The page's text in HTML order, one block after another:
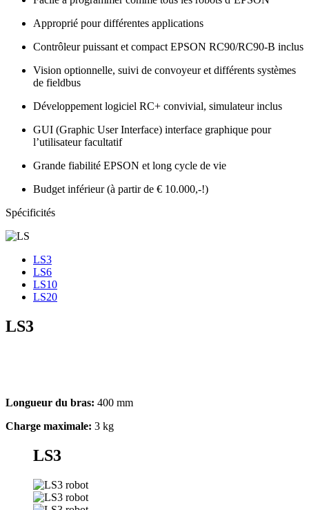
Approprié pour différentes applications
Contrôleur puissant et compact EPSON RC90/RC90-B inclus
Vision optionnelle, suivi de convoyeur et différents systèmes
de fieldbus
Développement logiciel RC+ convivial, simulateur inclus
GUI (Graphic User Interface) interface graphique pour
l’utilisateur facultatif
Grande fiabilité EPSON et long cycle de vie
Budget inférieur (à partir de € 10.000,-!)
Spécificités
LS3
LS6
LS10
LS20
LS3
Longueur du bras: 400 mm
Charge maximale: 3 kg
LS3